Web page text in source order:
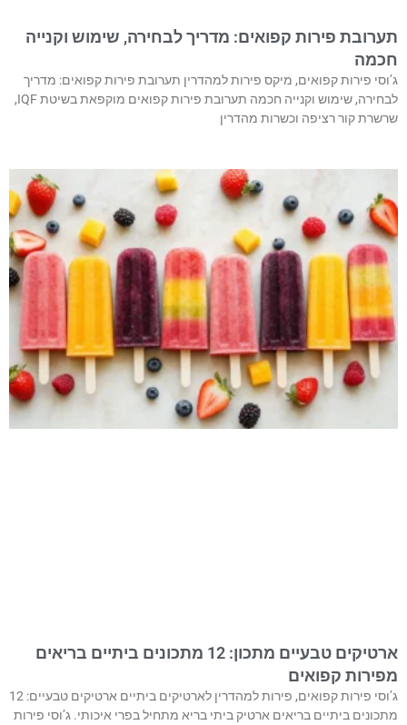
תערובת פירות קפואים: מדריך לבחירה, שימוש וקנייה
חכמה
ג’וסי פירות קפואים, מיקס פירות למהדרין תערובת פירות קפואים: מדריך
לבחירה, שימוש וקנייה חכמה תערובת פירות קפואים מוקפאת בשיטת IQF,
שרשרת קור רציפה וכשרות מהדרין
ארטיקים טבעיים מתכון: 12 מתכונים ביתיים בריאים
מפירות קפואים
ג’וסי פירות קפואים, פירות למהדרין לארטיקים ביתיים ארטיקים טבעיים: 12
מתכונים ביתיים בריאים ארטיק ביתי בריא מתחיל בפרי איכותי. ג’וסי פירות